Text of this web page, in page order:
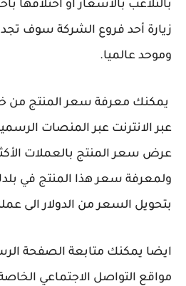
بالتلاعب بالأسعار او اختلافها
زيارة أحد فروع الشركة سوف
وموحد عالميا.
يمكنك معرفة سعر المنتج من
عبر الانترنت عبر المنصات
عرض سعر المنتج بالعملات
ولمعرفة سعر هذا المنتج في
بتحويل السعر من الدولار الى
ايضا يمكنك متابعة الصفحة
مواقع التواصل الاجتماعي